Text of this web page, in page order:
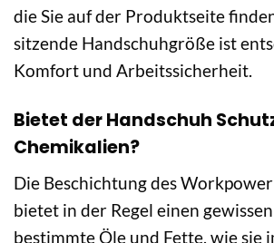
die Sie auf der Produktseite
sitzende Handschuhgröße ist
Komfort und Arbeitssicherheit.
Bietet der Handschuh
Chemikalien?
Die Beschichtung des
bietet in der Regel einen
bestimmte Öle und Fette, wie sie